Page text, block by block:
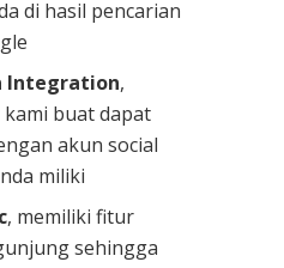
di hasil pencarian
Integration,
buat dapat
akun social
miliki
, memiliki fitur
sehingga